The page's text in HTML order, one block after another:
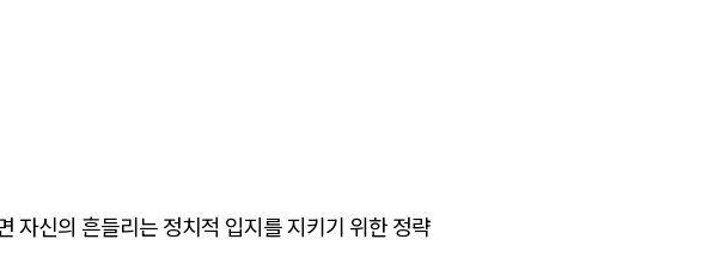
자신의 흔들리는 정치적 입지를 지키기 위한 정략